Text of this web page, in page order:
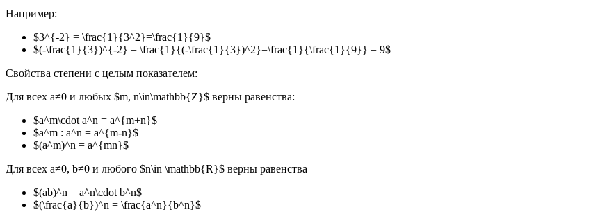
Например:
$3^{-2} = \frac{1}{3^2}=\frac{1}{9}$
$(-\frac{1}{3})^{-2} = \frac{1}{(-\frac{1}{3})^2}=\frac{1}{\frac{1}{9}} = 9$
Свойства степени с целым показателем:
Для всех а≠0 и любых $m, n\in\mathbb{Z}$ верны равенства:
$a^m\cdot a^n = a^{m+n}$
$a^m : a^n = a^{m-n}$
$(a^m)^n = a^{mn}$
Для всех а≠0, b≠0 и любого $n\in \mathbb{R}$ верны равенства
$(ab)^n = a^n\cdot b^n$
$(\frac{a}{b})^n = \frac{a^n}{b^n}$